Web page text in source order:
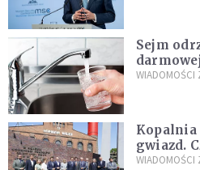
Sejm
WIADOMOŚCI
Kopalnia
gwiazd.
„Dolina
WIADOMOŚCI